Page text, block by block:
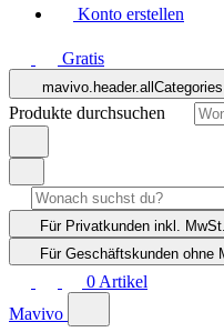
Konto erstellen
Gratis
mavivo.header.allCategories
Produkte durchsuchen
Für Privatkunden inkl. MwSt.
Für Geschäftskunden ohne
0 Artikel
Mavivo